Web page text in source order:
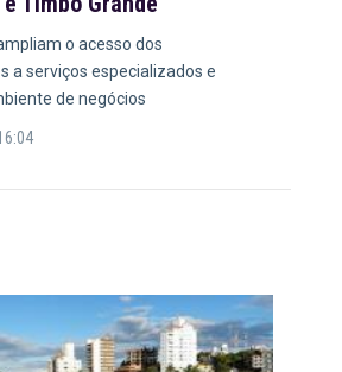
o acesso dos
a serviços especializados e
de negócios